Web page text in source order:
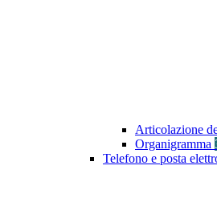
Articolazione
Organigramma
Telefono e posta